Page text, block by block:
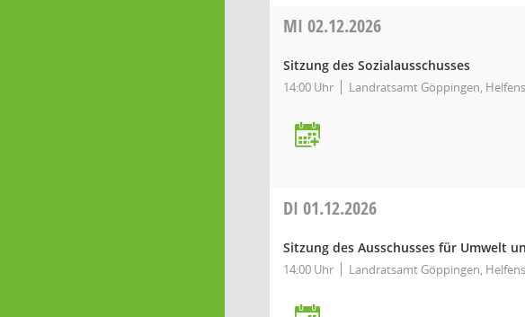
MI 02.12.2026
Sitzung des Sozialausschusses
14:00 Uhr Landratsamt Göppingen,
DI 01.12.2026
Sitzung des Ausschusses für Umwelt
14:00 Uhr Landratsamt Göppingen,